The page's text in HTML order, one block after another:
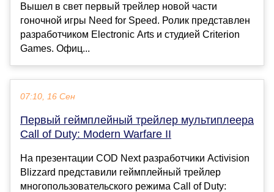
Вышел в свет первый трейлер новой части
гоночной игры Need for Speed. Ролик представлен
разработчиком Electronic Arts и студией Criterion
Games. Офиц...
07:10, 16 Сен
Первый геймплейный трейлер мультиплеера
Call of Duty: Modern Warfare II
На презентации COD Next разработчики Activision
Blizzard представили геймплейный трейлер
многопользовательского режима Call of Duty: